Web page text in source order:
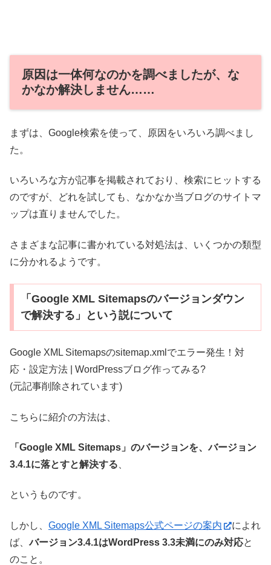
原因は一体何なのかを調べましたが、な
かなか解決しません……
まずは、Google検索を使って、原因をいろいろ調べまし
た。
いろいろな方が記事を掲載されており、検索にヒットする
のですが、どれを試しても、なかなか当ブログのサイトマ
ップは直りませんでした。
さまざまな記事に書かれている対処法は、いくつかの類型
に分かれるようです。
「Google XML Sitemapsのバージョンダウン
で解決する」という説について
Google XML Sitemapsのsitemap.xmlでエラー発生！対
応・設定方法 | WordPressブログ作ってみる?
(元記事削除されています)
こちらに紹介の方法は、
「Google XML Sitemaps」のバージョンを、バージョン
3.4.1に落とすと解決する
というものです。
しかし、 Google XML Sitemaps公式ページの案内
によれ
ば、バージョン3.4.1はWordPress 3.3未満にのみ対応と
のこと。